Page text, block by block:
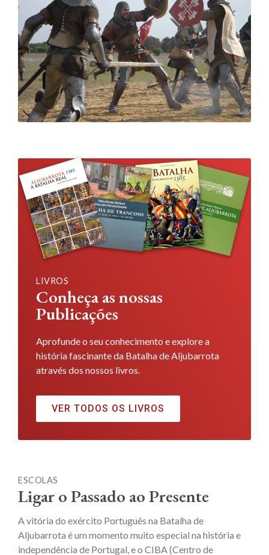
LIVROS
Conheça as nossas
Publicações
Aprofunde o seu conhecimento e explore a
história fascinante da Batalha de Aljubarrota
através dos nossos livros.
VER TODOS OS LIVROS
ESCOLAS
Ligar o Passado ao Presente
A vitória do exército Português na Batalha de
Aljubarrota é um momento muito especial na história e
independência de Portugal, e o CIBA (Centro de